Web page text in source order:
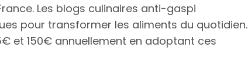
Les blogs culinaires anti-gaspi
pour transformer les aliments du quotidien.
et 150€ annuellement en adoptant ces